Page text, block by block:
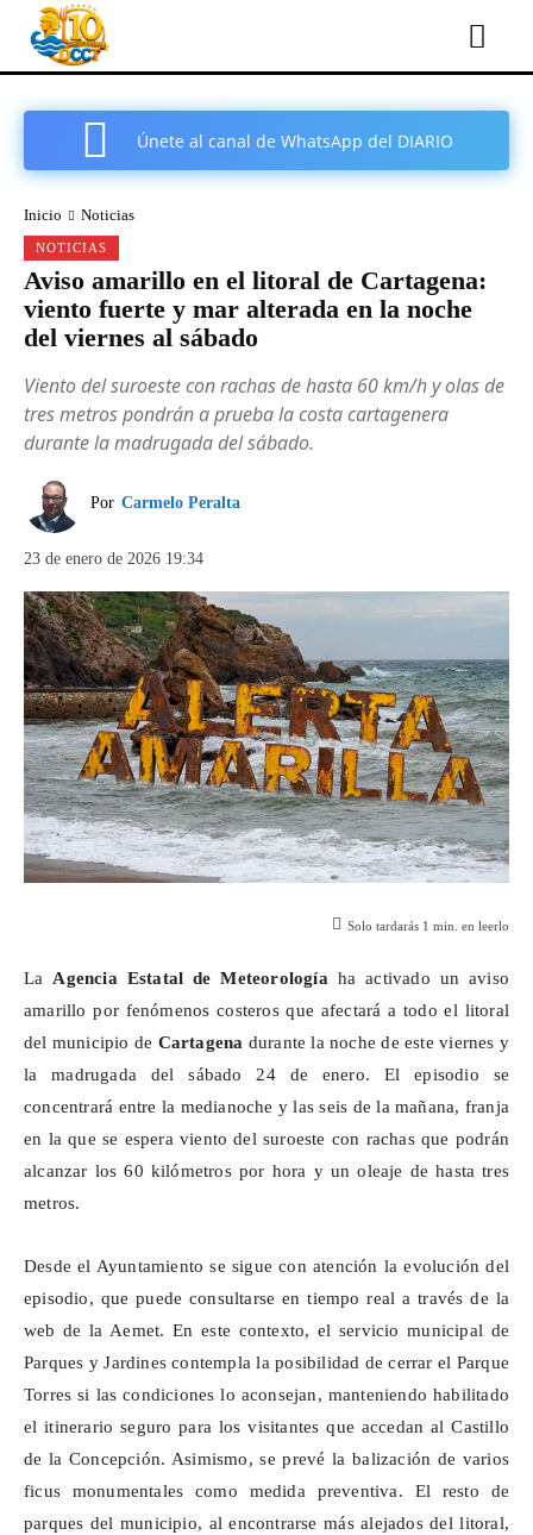
Únete al canal de WhatsApp del DIARIO
Inicio Noticias
NOTICIAS
Aviso amarillo en el litoral de Cartagena:
viento fuerte y mar alterada en la noche
del viernes al sábado
Viento del suroeste con rachas de hasta 60 km/h y olas de
tres metros pondrán a prueba la costa cartagenera
durante la madrugada del sábado.
Por Carmelo Peralta
23 de enero de 2026 19:34
Solo tardarás 1 min. en leerlo
La Agencia Estatal de Meteorología ha activado un aviso
amarillo por fenómenos costeros que afectará a todo el litoral
del municipio de Cartagena durante la noche de este viernes y
la madrugada del sábado 24 de enero. El episodio se
concentrará entre la medianoche y las seis de la mañana, franja
en la que se espera viento del suroeste con rachas que podrán
alcanzar los 60 kilómetros por hora y un oleaje de hasta tres
metros.
Desde el Ayuntamiento se sigue con atención la evolución del
episodio, que puede consultarse en tiempo real a través de la
web de la Aemet. En este contexto, el servicio municipal de
Parques y Jardines contempla la posibilidad de cerrar el Parque
Torres si las condiciones lo aconsejan, manteniendo habilitado
el itinerario seguro para los visitantes que accedan al Castillo
de la Concepción. Asimismo, se prevé labalización de varios
ficus monumentales como medida preventiva. El resto de
parques del municipio, al encontrarse más alejados del litoral,